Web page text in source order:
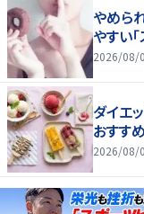
やめら
やすい
2026/08/
ダイエ
おすす
2026/08/